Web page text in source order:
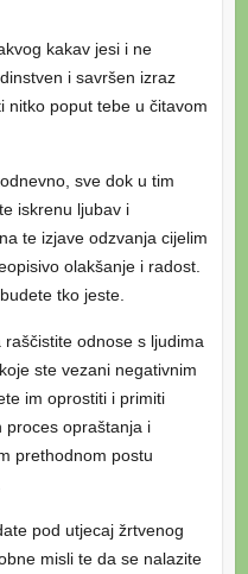
kakav jesi i ne
i savršen izraz
nitko poput tebe u čitavom
sve dok u tim
iskrenu ljubav i
te izjave odzvanja cijelim
olakšanje i radost.
tko jeste.
odnose s ljudima
ste vezani negativnim
im oprostiti i primiti
proces opraštanja i
prethodnom postu
pod utjecaj žrtvenog
misli te da se nalazite